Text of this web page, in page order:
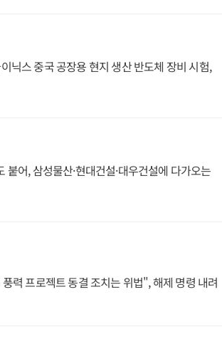
닉스 중국 공장용 현지 생산 반도체 장비 시험,
붙어, 삼성물산·현대건설·대우건설에 다가오는
력 프로젝트 동결 조치는 위법", 해제 명령 내려